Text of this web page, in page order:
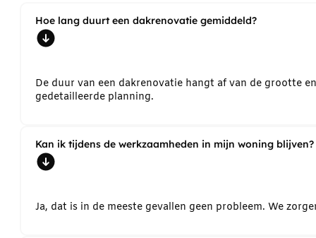
Hoe lang duurt een dakrenovatie gemiddeld?
De duur van een dakrenovatie hangt af van de grootte
gedetailleerde planning.
Kan ik tijdens de werkzaamheden in mijn woning blijven?
Ja, dat is in de meeste gevallen geen probleem. We